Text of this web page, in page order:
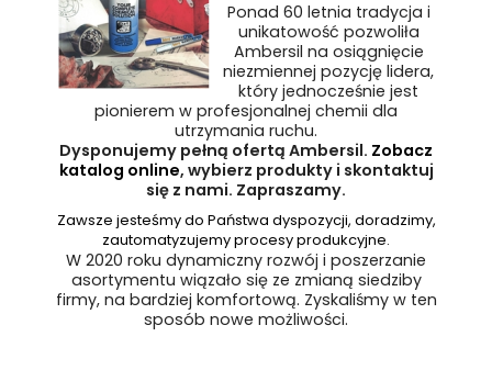
Ponad 60 letnia tradycja i
unikatowość pozwoliła
Ambersil na osiągnięcie
niezmiennej pozycję lidera,
który jednocześnie jest
pionierem w profesjonalnej chemii dla
utrzymania ruchu.
Dysponujemy pełną ofertą Ambersil. Zobacz
katalog online, wybierz produkty i skontaktuj
się z nami. Zapraszamy.
Zawsze jesteśmy do Państwa dyspozycji, doradzimy,
zautomatyzujemy procesy produkcyjne.
W 2020 roku dynamiczny rozwój i poszerzanie
asortymentu wiązało się ze zmianą siedziby
firmy, na bardziej komfortową. Zyskaliśmy w ten
sposób nowe możliwości.